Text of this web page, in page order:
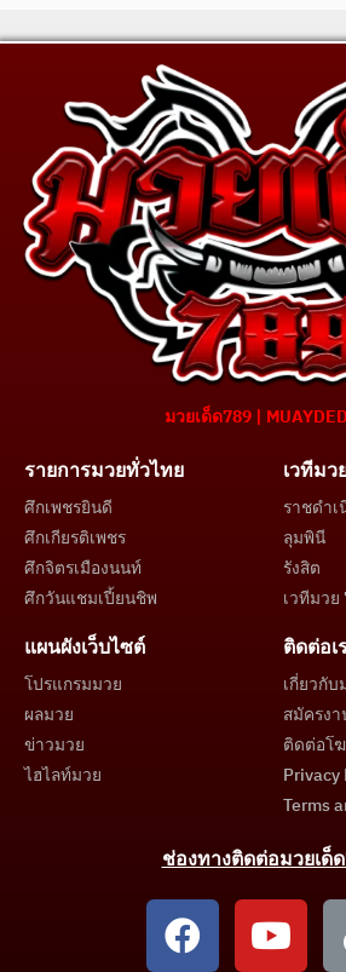
มวยเด็ด789 |
รายการมวยทั่วไทย
ศึกเพชรยินดี
ศึกเกียรติเพชร
ศึกจิตรเมืองนนท์
ศึกวันแชมเปี้ยนชิพ
เวทีมว
ราชดำ
ลุมพินี
รังสิต
เวทีมวย
แผนผังเว็บไซต์
โปรแกรมมวย
ผลมวย
ข่าวมวย
ไฮไลท์มวย
ติดต่อเ
เกี่ยวกั
สมัครง
ติดต่อโ
Privacy
Terms
ช่องทางติดต่อมวยเด็